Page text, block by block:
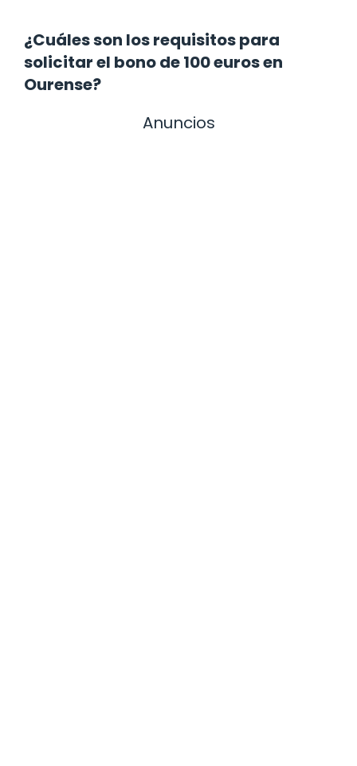
¿Cuáles son los requisitos para
solicitar el bono de 100 euros en
Ourense?
Anuncios